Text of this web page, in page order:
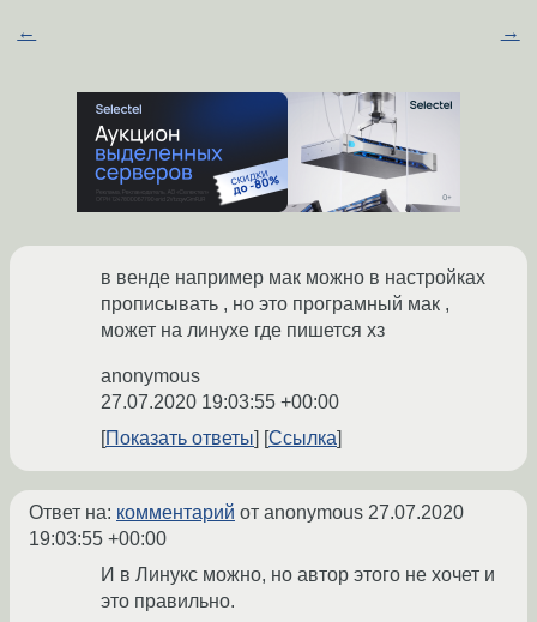
← →
в венде например мак можно в настройках
прописывать , но это програмный мак ,
может на линухе где пишется хз
anonymous
27.07.2020 19:03:55 +00:00
Показать ответы
Ссылка
Ответ на: комментарий от anonymous 27.07.2020
19:03:55 +00:00
И в Линукс можно, но автор этого не хочет и
это правильно.